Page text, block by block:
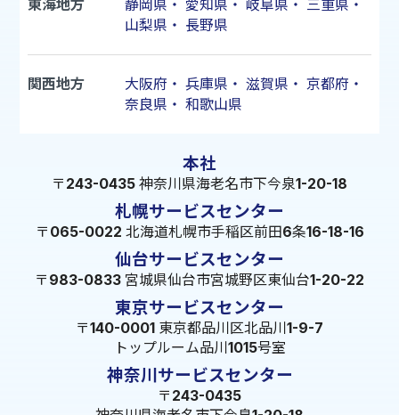
東海地方 静岡県 ・ 愛知県 ・ 岐阜県 ・ 三重県 ・
山梨県 ・ 長野県
関西地方 大阪府 ・ 兵庫県 ・ 滋賀県 ・ 京都府 ・
奈良県 ・ 和歌山県
本社
〒243-0435 神奈川県海老名市下今泉1-20-18
札幌サービスセンター
〒065-0022 北海道札幌市手稲区前田6条16-18-16
仙台サービスセンター
〒983-0833 宮城県仙台市宮城野区東仙台1-20-22
東京サービスセンター
〒140-0001 東京都品川区北品川1-9-7
トップルーム品川1015号室
神奈川サービスセンター
〒243-0435